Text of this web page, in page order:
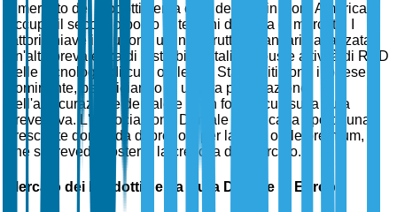
Il mercato dei prodotti per la cura dentale in Nord America
occupa il secondo posto in termini di quota di mercato. I
fattori chiave includono un'infrastruttura sanitaria avanzata,
un'alta prevalenza di disturbi dentali e robuste attività di R&D
nelle tecnologie di cura orale. Gli Stati Uniti sono il paese
dominante, beneficiando di un'alta penetrazione
dell'assicurazione dentale e di un forte focus sulla cura
preventiva. L'Associazione Dentale Americana riporta una
crescente domanda di prodotti per la cura orale premium,
che si prevede sosterrà la crescita del mercato.
Mercato dei Prodotti per la Cura Dentale in Europa